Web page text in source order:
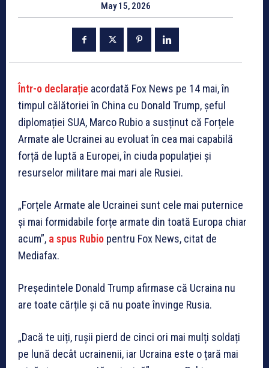
May 15, 2026
Într-o declarație acordată Fox News pe 14 mai, în
timpul călătoriei în China cu Donald Trump, șeful
diplomației SUA, Marco Rubio a susținut că Forțele
Armate ale Ucrainei au evoluat în cea mai capabilă
forță de luptă a Europei, în ciuda populației și
resurselor militare mai mari ale Rusiei.
„Forțele Armate ale Ucrainei sunt cele mai puternice
și mai formidabile forțe armate din toată Europa chiar
acum”, a spus Rubio pentru Fox News, citat de
Mediafax.
Președintele Donald Trump afirmase că Ucraina nu
are toate cărțile și că nu poate învinge Rusia.
„Dacă te uiți, rușii pierd de cinci ori mai mulți soldați
pe lună decât ucrainenii, iar Ucraina este o țară mai